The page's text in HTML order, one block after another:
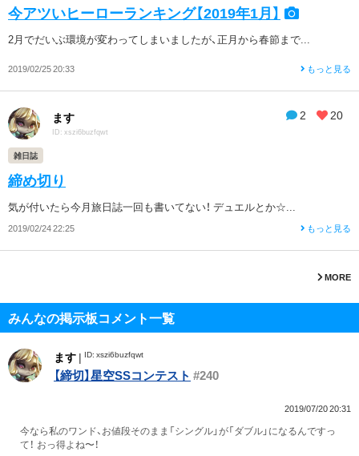
今アツいヒーローランキング【2019年1月】
2月でだいぶ環境が変わってしまいましたが、正月から春節まで...
2019/02/25 20:33 もっと見る
2 20
ます
ID: xszi6buzfqwt
雑日誌
締め切り
気が付いたら今月旅日誌一回も書いてない！ デュエルとか☆...
2019/02/24 22:25 もっと見る
MORE
みんなの掲示板コメント一覧
ます | ID: xszi6buzfqwt
【締切】星空SSコンテスト #240
2019/07/20 20:31
今なら私のワンド、お値段そのまま「シングル」が「ダブル」になるんですっ
て！ おっ得よね〜！